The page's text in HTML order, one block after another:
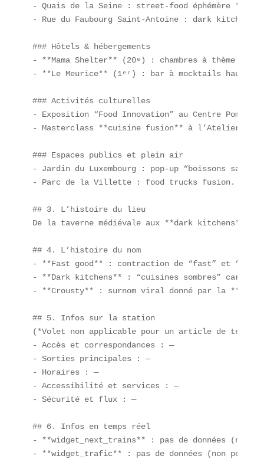
- Quais de la Seine : street-food éphémère
- Rue du Faubourg Saint-Antoine : dark
### Hôtels & hébergements
- **Mama Shelter** (20ᵉ) : chambres à thème
- **Le Meurice** (1ᵉʳ) : bar à mocktails haut de
### Activités culturelles
- Exposition “Food Innovation” au Centre
- Masterclass **cuisine fusion** à l’Atelier
### Espaces publics et plein air
- Jardin du Luxembourg : pop-up “boissons sans
- Parc de la Villette : food trucks fusion.
## 3. L’histoire du lieu
De la taverne médiévale aux **dark kitchens**
## 4. L’histoire du nom
- **Fast good** : contraction de “fast” et
- **Dark kitchens** : “cuisines sombres” car
- **Crousty** : surnom viral donné par la
## 5. Infos sur la station
(*Volet non applicable pour un article de
- Accès et correspondances : —
- Sorties principales : —
- Horaires : —
- Accessibilité et services : —
- Sécurité et flux : —
## 6. Infos en temps réel
- **widget_next_trains** : pas de données
- **widget_trafic** : pas de données (non